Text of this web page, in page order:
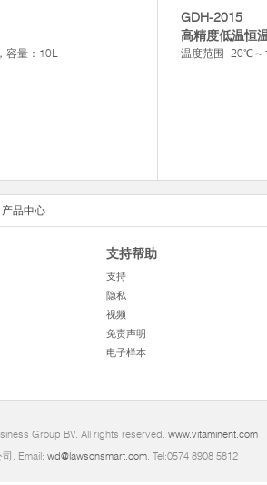
容量：10L
GDH-2015
高精度低温恒
温度范围 -20℃
产品中心
支持帮助
支持
隐私
视频
免责声明
电子样本
Group BV. All rights reserved. www.vitaminent.com
. Email: wd@lawsonsmart.com. Tel:0574 8908 5812